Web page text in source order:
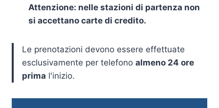
Attenzione: nelle stazioni di partenza non
si accettano carte di credito.
Le prenotazioni devono essere effettuate
esclusivamente per telefono almeno 24 ore
prima l'inizio.